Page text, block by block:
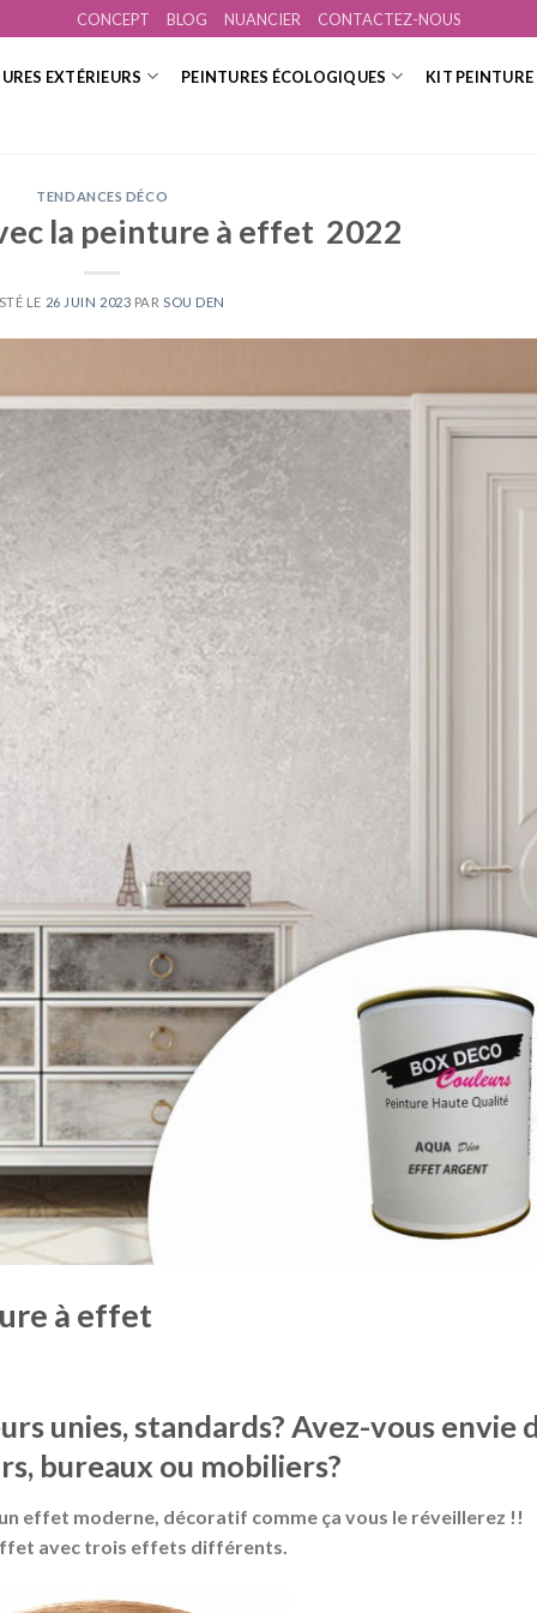
CONCEPT BLOG NUANCIER CONTACTEZ-NOUS
EXTÉRIEURS PEINTURES ÉCOLOGIQUES KIT PEINTURE
TENDANCES DÉCO
la peinture à effet 2022
LE 26 JUIN 2023 PAR SOU DEN
à effet
unies, standards? Avez-vous envie
bureaux ou mobiliers?
effet moderne, décoratif comme ça vous le réveillerez !!
avec trois effets différents.